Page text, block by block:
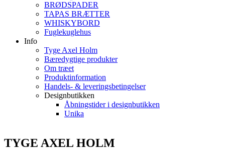
BRØDSPADER
TAPAS BRÆTTER
WHISKYBORD
Fuglekuglehus
Info
Tyge Axel Holm
Bæredygtige produkter
Om træet
Produktinformation
Handels- & leveringsbetingelser
Designbutikken
Åbningstider i designbutikken
Unika
TYGE AXEL HOLM